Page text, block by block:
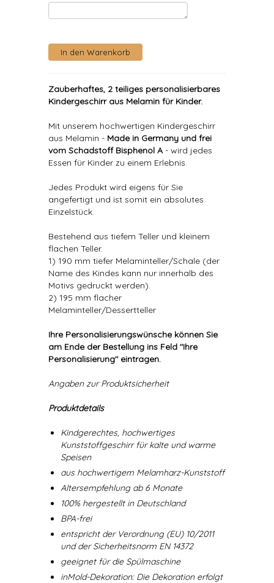
Zauberhaftes, 2 teiliges personalisierbares
Kindergeschirr aus Melamin für Kinder.
Mit unserem hochwertigen Kindergeschirr
aus Melamin - Made in Germany und frei
vom Schadstoff Bisphenol A- wird jedes
Essen für Kinder zu einem Erlebnis.
Jedes Produkt wird eigens für Sie
angefertigt und ist somit ein absolutes
Einzelstück.
Bestehend aus tiefem Teller und kleinem
flachen Teller.
1) 190 mm tiefer Melaminteller/Schale (der
Name des Kindes kann nur innerhalb des
Motivs gedruckt werden).
2) 195 mm flacher
Melaminteller/Dessertteller
Ihre Personalisierungswünsche können Sie
am Ende der Bestellung ins Feld "Ihre
Personalisierung" eintragen.
Angaben zur Produktsicherheit
Produktdetails
Kindgerechtes, hochwertiges
Kunststoffgeschirr für kalte und warme
Speisen
aus hochwertigem Melamharz-Kunststoff
Altersempfehlung ab 6 Monate
100% hergestellt in Deutschland
BPA-frei
entspricht der Verordnung (EU) 10/2011
und der Sicherheitsnorm EN 14372
geeignet für die Spülmaschine
inMold-Dekoration: Die Dekoration erfolgt